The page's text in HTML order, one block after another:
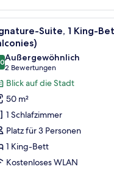
Doppelbetten,
Arbeitsplatz
8
Suite, 1 King-
von 10
Außergewöhnlich
2 Bewertungen
(2
Bewertungen)
Blick auf die Stadt
50 m²
1 Schlafzimmer
Platz für 3 Personen
1 King-Bett
Kostenloses WLAN